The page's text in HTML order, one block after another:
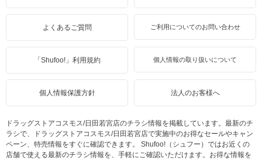
よくあるご質問 ご利用についてのお問い合わせ
「Shufoo!」利用規約 個人情報の取り扱いについて
個人情報保護方針 法人のお客様へ
ドラッグストアコスモス/日田若宮店のチラシ情報を掲載しています。最新のチ
ラシで、ドラッグストアコスモス/日田若宮店で実施中のお得なセールやキャン
ペーン、特売情報をすぐに確認できます。 Shufoo!（シュフー）ではお近くの
店舗で使える最新のチラシ情報を、手軽にご確認いただけます。お得な情報を